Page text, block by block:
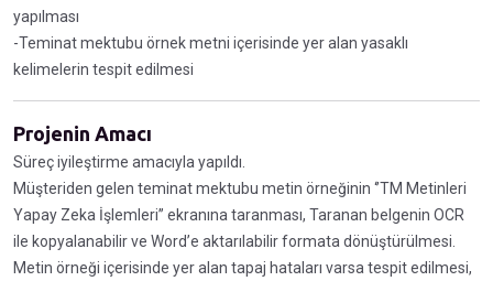
yapılması
-Teminat mektubu örnek metni içerisinde yer alan yasaklı
kelimelerin tespit edilmesi
Projenin Amacı
Süreç iyileştirme amacıyla yapıldı.
Müşteriden gelen teminat mektubu metin örneğinin ‘’TM Metinleri
Yapay Zeka İşlemleri’’ ekranına taranması, Taranan belgenin OCR
ile kopyalanabilir ve Word’e aktarılabilir formata dönüştürülmesi.
Metin örneği içerisinde yer alan tapaj hataları varsa tespit edilmesi,